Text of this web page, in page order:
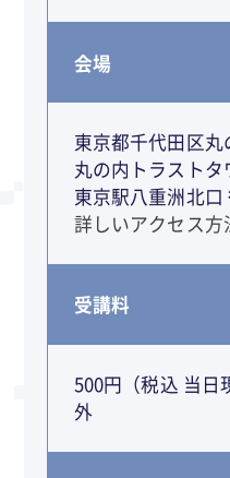
会場
東京都千代田区丸
丸の内トラスト
東京駅八重洲北口
詳しいアクセス方
受講料
500円（税込 当
外